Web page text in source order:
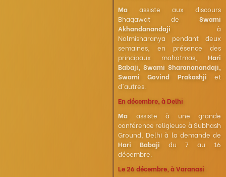
Ma assiste aux discours
Bhagawat de Swami
Akhandanandaji à
Nalmisharanya pendant deux
semaines, en présence des
principaux mahatmas,
Hari
Babaji, Swami Sharananandaji,
Swami Govind Prakashji et
d'autres.
En décembre, à Delhi
Ma assiste à une grande
conférence religieuse à Subhash
Ground, Delhi à la demande de
Hari Babaji du 7 au 16
décembre.
Le 26 décembre, à Varanasi